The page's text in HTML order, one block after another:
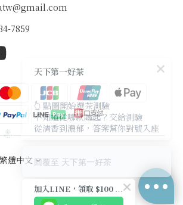
7859
繁體中文
👆 點圖開始選茶測驗
不知道從哪款喝起？交給測驗
從清香到濃郁，答案幫你對號入座
回覆至 天下第一好茶
加入LINE，領取 $100 優惠券